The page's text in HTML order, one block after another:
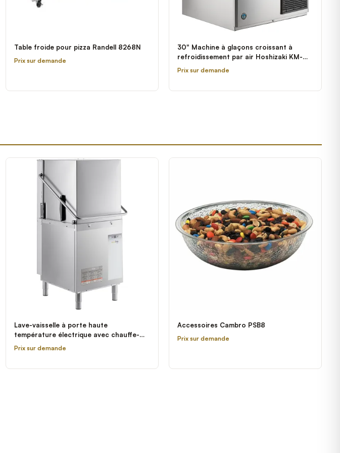
Table froide pour pizza Randell 8268N
Prix sur demande
30" Machine à glaçons croissant à
refroidissement par air Hoshizaki KM-
1340MAJ - 208-230V; 1 Phase; 1275 lb.
Prix sur demande
Lave-vaisselle à porte haute
température électrique avec chauffe-
eau d'appoint Ecoline by Hobart EDH-1 -
Prix sur demande
Accessoires Cambro PSB8
Prix sur demande